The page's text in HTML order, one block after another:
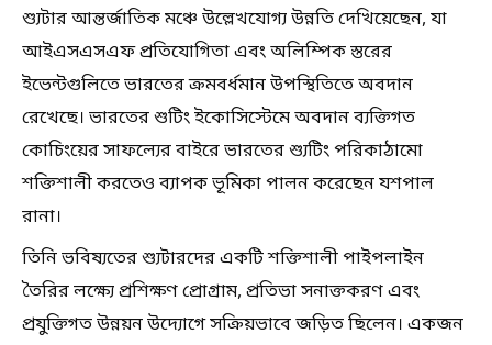
শ্যুটার আন্তর্জাতিক মঞ্চে উল্লেখযোগ্য উন্নতি দেখিয়েছেন, যা
আইএসএসএফ প্রতিযোগিতা এবং অলিম্পিক স্তরের
ইভেন্টগুলিতে ভারতের ক্রমবর্ধমান উপস্থিতিতে অবদান
রেখেছে। ভারতের শুটিং ইকোসিস্টেমে অবদান ব্যক্তিগত
কোচিংয়ের সাফল্যের বাইরে ভারতের শ্যুটিং পরিকাঠামো
শক্তিশালী করতেও ব্যাপক ভূমিকা পালন করেছেন যশপাল
রানা।
তিনি ভবিষ্যতের শ্যুটারদের একটি শক্তিশালী পাইপলাইন
তৈরির লক্ষ্যে প্রশিক্ষণ প্রোগ্রাম, প্রতিভা সনাক্তকরণ এবং
প্রযুক্তিগত উন্নয়ন উদ্যোগে সক্রিয়ভাবে জড়িত ছিলেন। একজন